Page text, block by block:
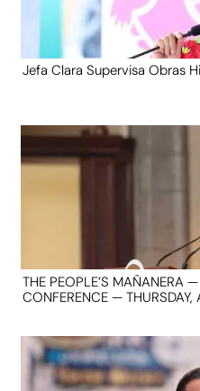
Jefa Clara Supervisa Obras
THE PEOPLE’S MAÑANERA
CONFERENCE —